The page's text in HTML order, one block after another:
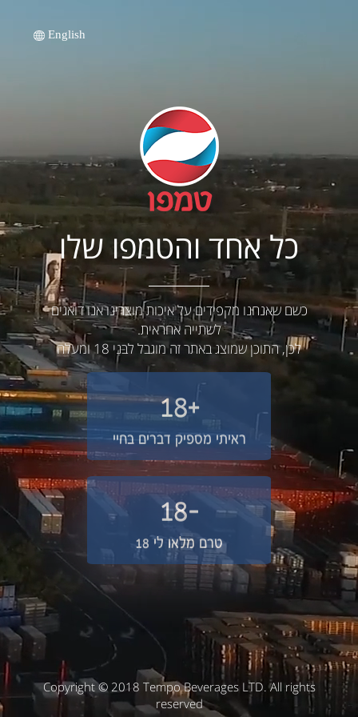
English
כל אחד והטמפו שלו
כשם שאנחנו מקפידים על איכות מוצרינו אנו דואגים
לשתייה אחראית.
לכן, התוכן שמוצג באתר זה מוגבל לבני 18 ומעלה
+18
ראיתי מספיק דברים בחיי
-18
טרם מלאו לי 18
Copyright © 2018 Tempo Beverages LTD. All rights
reserved